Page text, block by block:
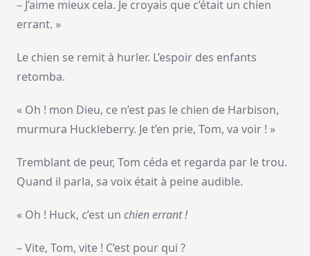
– J’aime mieux cela. Je croyais que c’était un chien
errant. »
Le chien se remit à hurler. L’espoir des enfants
retomba.
« Oh ! mon Dieu, ce n’est pas le chien de Harbison,
murmura Huckleberry. Je t’en prie, Tom, va voir ! »
Tremblant de peur, Tom céda et regarda par le trou.
Quand il parla, sa voix était à peine audible.
« Oh ! Huck, c’est un chien errant !
– Vite, Tom, vite ! C’est pour qui ?